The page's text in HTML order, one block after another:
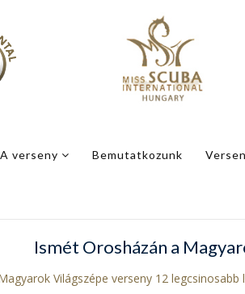
A verseny Bemutatkozunk
Ismét Orosházán a
Világszépe verseny 12